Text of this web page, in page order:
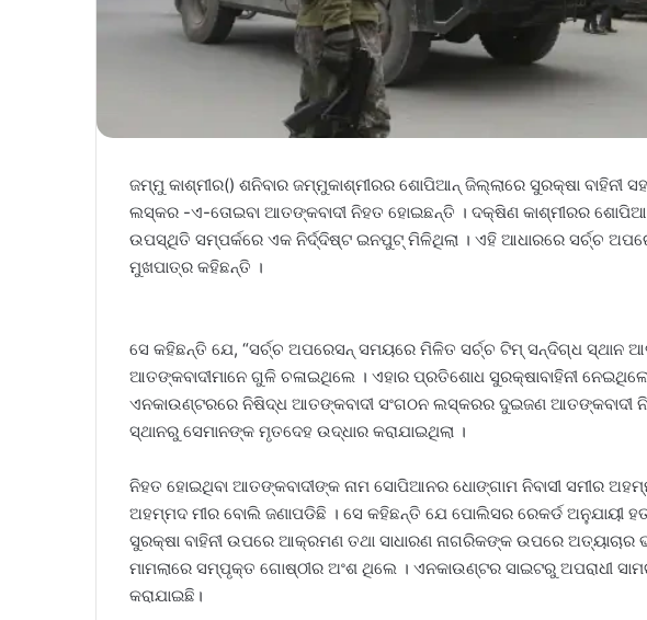
ଜମ୍ମୁ କାଶ୍ମୀର() ଶନିବାର ଜମ୍ମୁକାଶ୍ମୀରର ଶୋପିଆନ୍ ଜିଲ୍ଲାରେ ସୁରକ୍ଷା ବାହିନୀ
ଲସ୍କର -ଏ-ତୋଇବା ଆତଙ୍କବାଦୀ ନିହତ ହୋଇଛନ୍ତି । ଦକ୍ଷିଣ କାଶ୍ମୀରର
ଉପସ୍ଥିତି ସମ୍ପର୍କରେ ଏକ ନିର୍ଦ୍ଦିଷ୍ଟ ଇନପୁଟ୍ ମିଳିଥିଲା । ଏହି ଆଧାରରେ ସର୍ଚ୍ଚ
ମୁଖପାତ୍ର କହିଛନ୍ତି ।
ସେ କହିଛନ୍ତି ଯେ, “ସର୍ଚ୍ଚ ଅପରେସନ୍ ସମୟରେ ମିଳିତ ସର୍ଚ୍ଚ ଟିମ୍ ସନ୍ଦିଗ୍ଧ ସ୍ଥାନ
ଆତଙ୍କବାଦୀମାନେ ଗୁଳି ଚଳାଇଥିଲେ । ଏହାର ପ୍ରତିଶୋଧ ସୁରକ୍ଷାବାହିନୀ
ଏନକାଉଣ୍ଟରରେ ନିଷିଦ୍ଧ ଆତଙ୍କବାଦୀ ସଂଗଠନ ଲସ୍କରର ଦୁଇଜଣ ଆତଙ୍କବାଦୀ
ସ୍ଥାନରୁ ସେମାନଙ୍କ ମୃତଦେହ ଉଦ୍ଧାର କରାଯାଇଥିଲା ।
ନିହତ ହୋଇଥିବା ଆତଙ୍କବାଦୀଙ୍କ ନାମ ସୋପିଆନର ଧୋଙ୍ଗାମ ନିବାସୀ ସମୀର ଅହମ୍ମଦ
ଅହମ୍ମଦ ମୀର ବୋଲି ଜଣାପଡିଛି । ସେ କହିଛନ୍ତି ଯେ ପୋଲିସର ରେକର୍ଡ ଅନୁଯାୟୀ
ସୁରକ୍ଷା ବାହିନୀ ଉପରେ ଆକ୍ରମଣ ତଥା ସାଧାରଣ ନାଗରିକଙ୍କ ଉପରେ
ମାମଲାରେ ସମ୍ପୃକ୍ତ ଗୋଷ୍ଠୀର ଅଂଶ ଥିଲେ । ଏନକାଉଣ୍ଟର ସାଇଟରୁ ଅପରାଧୀ
କରାଯାଇଛି।